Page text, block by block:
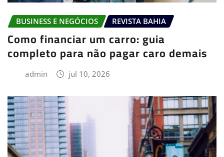
BUSINESS E NEGÓCIOS REVISTA BAHIA
Como financiar um carro: guia
completo para não pagar caro demais
admin jul 10, 2026